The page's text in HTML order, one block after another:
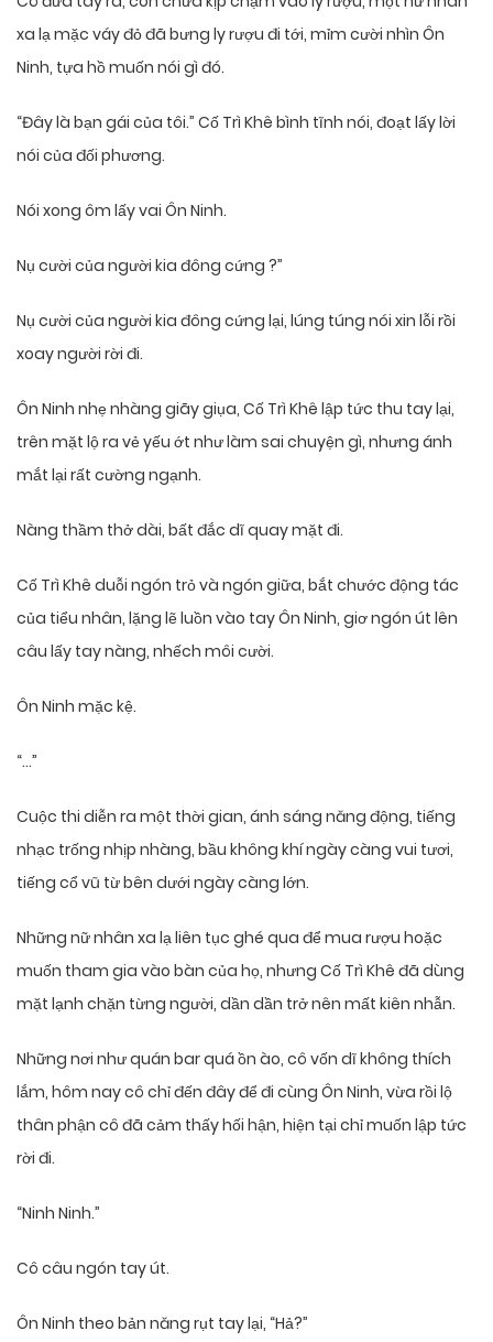
xa lạ mặc váy đỏ đã bưng ly rượu đi tới, mỉm cười nhìn Ôn
Ninh, tựa hồ muốn nói gì đó.
“Đây là bạn gái của tôi.” Cố Trì Khê bình tĩnh nói, đoạt lấy lời
nói của đối phương.
Nói xong ôm lấy vai Ôn Ninh.
Nụ cười của người kia đông cứng ?”
Nụ cười của người kia đông cứng lại, lúng túng nói xin lỗi rồi
xoay người rời đi.
Ôn Ninh nhẹ nhàng giãy giụa, Cố Trì Khê lập tức thu tay lại,
trên mặt lộ ra vẻ yếu ớt như làm sai chuyện gì, nhưng ánh
mắt lại rất cường ngạnh.
Nàng thầm thở dài, bất đắc dĩ quay mặt đi.
Cố Trì Khê duỗi ngón trỏ và ngón giữa, bắt chước động tác
của tiểu nhân, lặng lẽ luồn vào tay Ôn Ninh, giơ ngón út lên
câu lấy tay nàng, nhếch môi cười.
Ôn Ninh mặc kệ.
“…”
Cuộc thi diễn ra một thời gian, ánh sáng năng động, tiếng
nhạc trống nhịp nhàng, bầu không khí ngày càng vui tươi,
tiếng cổ vũ từ bên dưới ngày càng lớn.
Những nữ nhân xa lạ liên tục ghé qua để mua rượu hoặc
muốn tham gia vào bàn của họ, nhưng Cố Trì Khê đã dùng
mặt lạnh chặn từng người, dần dần trở nên mất kiên nhẫn.
Những nơi như quán bar quá ồn ào, cô vốn dĩ không thích
lắm, hôm nay cô chỉ đến đây để đi cùng Ôn Ninh, vừa rồi lộ
thân phận cô đã cảm thấy hối hận, hiện tại chỉ muốn lập tức
rời đi.
“Ninh Ninh.”
Cô câu ngón tay út.
Ôn Ninh theo bản năng rụt tay lại, “Hả?”